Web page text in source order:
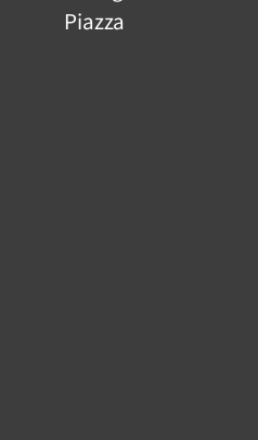
Piazza